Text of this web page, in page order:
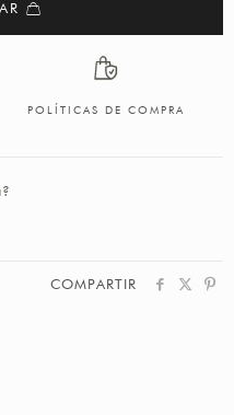
POLÍTICAS DE COMPRA
COMPARTIR